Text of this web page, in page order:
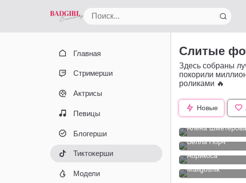
Главная
Стримерши
Актрисы
Певицы
Блогерши
Тиктокерши
Модели
Слитые
Здесь собраны
покорили
роликами 🔥
Новые
Алена Шметерова
Белла Порч
Абрикоса
Maligoshik